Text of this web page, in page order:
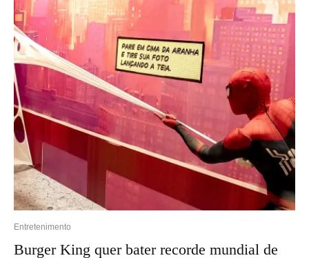
Entretenimento
Burger King quer bater recorde mundial de